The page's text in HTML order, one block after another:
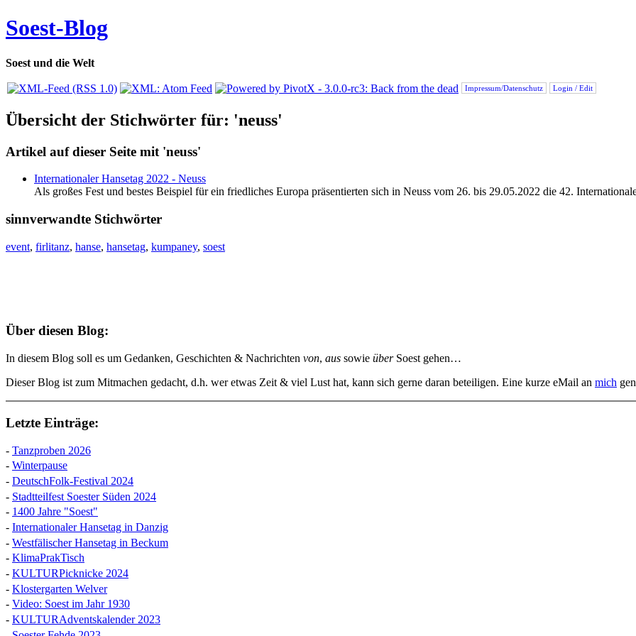
Soest-Blog
Soest und die Welt
Impressum/Datenschutz Login / Edit
Übersicht der Stichwörter für: 'neuss'
Artikel auf dieser Seite mit 'neuss'
Internationaler Hansetag 2022 - Neuss
Als großes Fest und bestes Beispiel für ein friedliches Europa präsentierten sich in Neuss vom 26. bis 29.05.2022 die 42.
sinnverwandte Stichwörter
event, firlitanz, hanse, hansetag, kumpaney, soest
Über diesen Blog:
In diesem Blog soll es um Gedanken, Geschichten & Nachrichten von, aus sowie überSoest gehen…
Dieser Blog ist zum Mitmachen gedacht, d.h. wer etwas Zeit & viel Lust hat, kann sich gerne daran beteiligen. Eine kurze eMail an mich
Letzte Einträge:
- Tanzproben 2026
- Winterpause
- DeutschFolk-Festival 2024
- Stadtteilfest Soester Süden 2024
- 1400 Jahre "Soest"
- Internationaler Hansetag in Danzig
- Westfälischer Hansetag in Beckum
- KlimaPrakTisch
- KULTURPicknicke 2024
- Klostergarten Welver
- Video: Soest im Jahr 1930
- KULTURAdventskalender 2023